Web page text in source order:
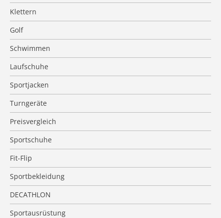
Klettern
Golf
Schwimmen
Laufschuhe
Sportjacken
Turngeräte
Preisvergleich
Sportschuhe
Fit-Flip
Sportbekleidung
DECATHLON
Sportausrüstung